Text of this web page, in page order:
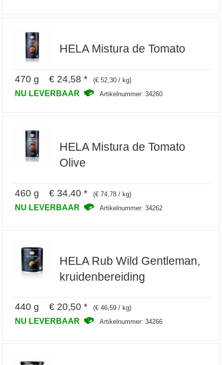
HELA Mistura de Tomato
470 g € 24,58 * (€ 52,30 / kg)
NU LEVERBAAR Artikelnummer: 34260
HELA Mistura de Tomato
Olive
460 g € 34,40 * (€ 74,78 / kg)
NU LEVERBAAR Artikelnummer: 34262
HELA Rub Wild Gentleman,
kruidenbereiding
440 g € 20,50 * (€ 46,59 / kg)
NU LEVERBAAR Artikelnummer: 34266